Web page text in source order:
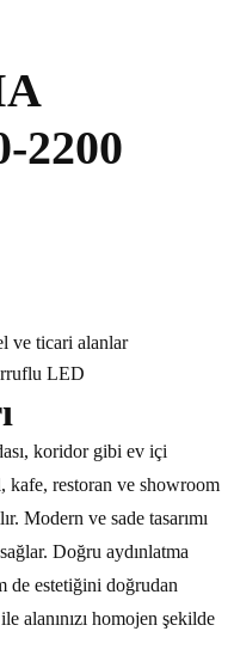
2200
ve ticari alanlar
LED
koridor gibi ev içi
kafe, restoran ve showroom
Modern ve sade tasarımı
Doğru aydınlatma
de estetiğini doğrudan
alanınızı homojen şekilde